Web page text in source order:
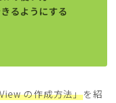
の作成方法」を紹